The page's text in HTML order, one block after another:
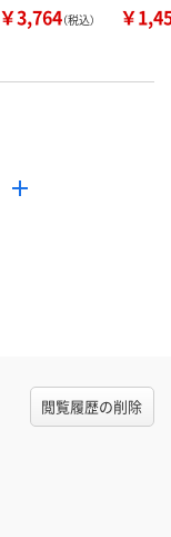
￥3,764（税込） ￥
閲覧履歴の削除